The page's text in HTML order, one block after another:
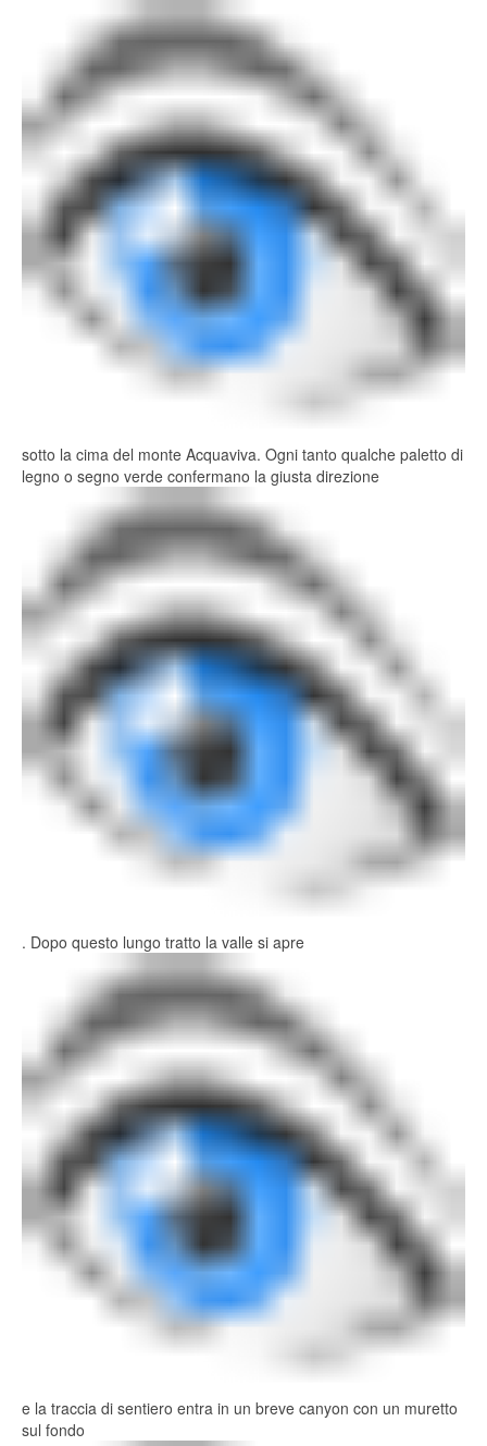
sotto la cima del monte Acquaviva. Ogni tanto qualche paletto di
legno o segno verde confermano la giusta direzione
. Dopo questo lungo tratto la valle si apre
e la traccia di sentiero entra in un breve canyon con un muretto
sul fondo